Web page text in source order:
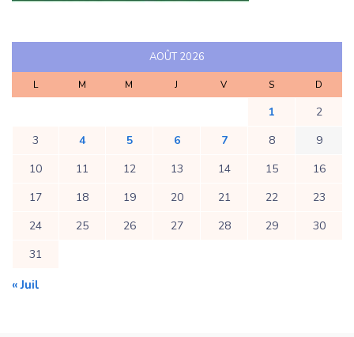
AOÛT 2026
L M M J V S D
1
2
3
4 5 6 7 8
9
10
11 12 13 14 15
16
17
18 19 20 21 22
23
24
25 26 27 28 29
30
31
« Juil